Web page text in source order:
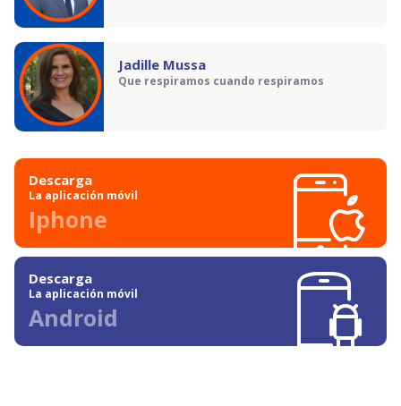
Jadille Mussa
Que respiramos cuando respiramos
Descarga
La aplicación móvil
Iphone
Descarga
La aplicación móvil
Android